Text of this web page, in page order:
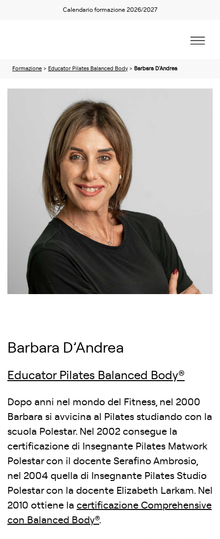
Calendario formazione 2026/2027
Formazione > Educator Pilates Balanced Body > Barbara D'Andrea
Barbara D’Andrea
Educator Pilates Balanced Body®
Dopo anni nel mondo del Fitness, nel 2000
Barbara si avvicina al Pilates studiando con la
scuola Polestar. Nel 2002 consegue la
certificazione di Insegnante Pilates Matwork
Polestar con il docente Serafino Ambrosio,
nel 2004 quella di Insegnante Pilates Studio
Polestar con la docente Elizabeth Larkam. Nel
2010 ottiene la certificazione Comprehensive
con Balanced Body®.